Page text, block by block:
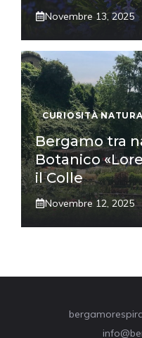
Novembre 13, 2025
CURIOSITÀ
Bergamo tra
Botanico
il Colle
Novembre 12, 2025